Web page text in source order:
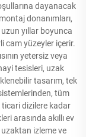
dayanacak
donanımları,
yıllar boyunca
cam yüzeyler içerir.
yetersiz veya
tesisleri, uzak
tasarım, tek
tüm
dizilere kadar
arasında akıllı ev
izleme ve